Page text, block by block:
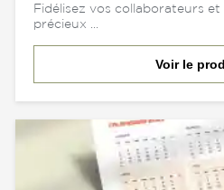
Fidélisez vos collaborateurs et
précieux ...
Voir le